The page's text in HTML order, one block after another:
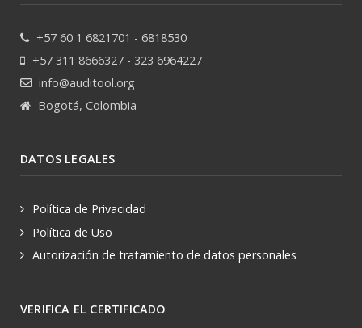
+57 60 1 6821701 - 6818530
+57 311 8666327 - 323 6964227
info@auditool.org
Bogotá, Colombia
DATOS LEGALES
Política de Privacidad
Política de Uso
Autorización de tratamiento de datos personales
VERIFICA EL CERTIFICADO